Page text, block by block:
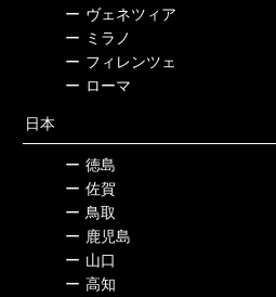
ー ヴェネツィア
ー ミラノ
ー フィレンツェ
ー ローマ
日本
ー 徳島
ー 佐賀
ー 鳥取
ー 鹿児島
ー 山口
ー 高知